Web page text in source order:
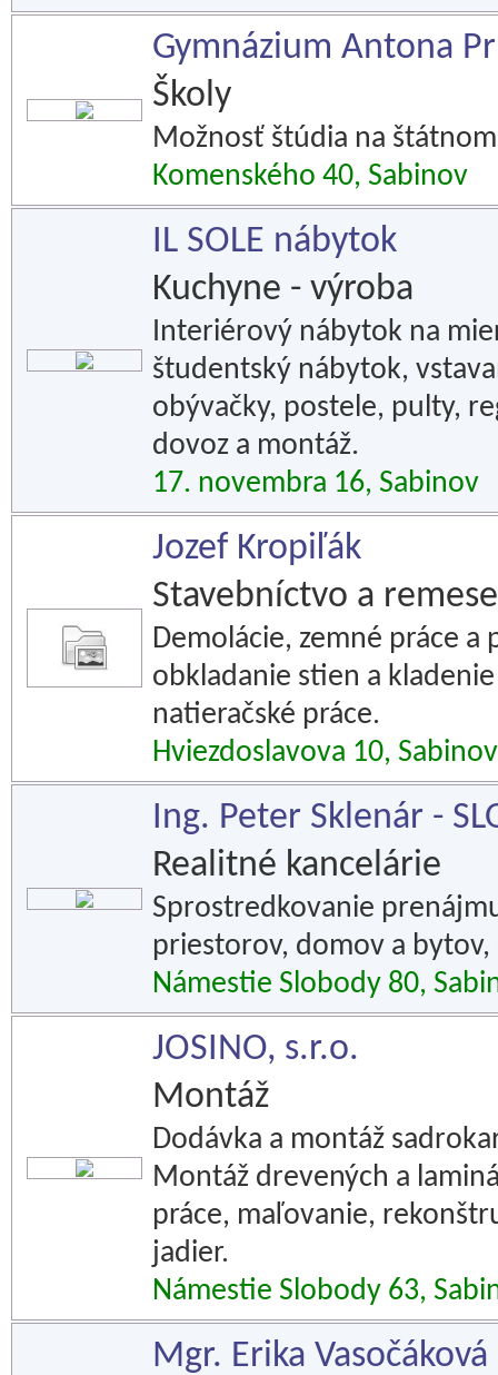
Gymnázium Antona
Školy
Možnosť štúdia na
Komenského 40, Sabinov
IL SOLE nábytok
Kuchyne - výroba
Interiérový nábytok na
študentský nábytok,
obývačky, postele, pulty,
dovoz a montáž.
17. novembra 16, Sabinov
Jozef Kropiľák
Stavebníctvo a
Demolácie, zemné práce
obkladanie stien a
natieračské práce.
Hviezdoslavova 10, Sabinov
Ing. Peter Sklenár -
Realitné kancelárie
Sprostredkovanie
priestorov, domov a bytov,
Námestie Slobody 80,
JOSINO, s.r.o.
Montáž
Dodávka a montáž
Montáž drevených a
práce, maľovanie,
jadier.
Námestie Slobody 63,
Mgr. Erika Vasočáková